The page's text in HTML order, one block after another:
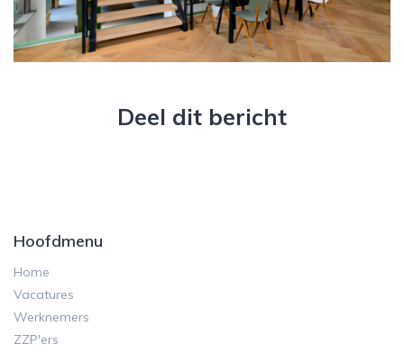
Deel dit bericht
Hoofdmenu
Home
Vacatures
Werknemers
ZZP'ers